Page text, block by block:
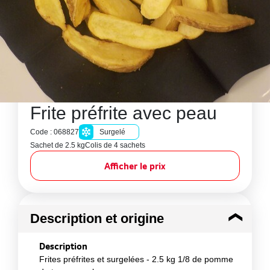
Frite préfrite avec peau
Code : 068827
Surgelé
Sachet de 2.5 kgColis de 4 sachets
Afficher le prix
Description et origine
Description
Frites préfrites et surgelées - 2.5 kg 1/8 de pomme